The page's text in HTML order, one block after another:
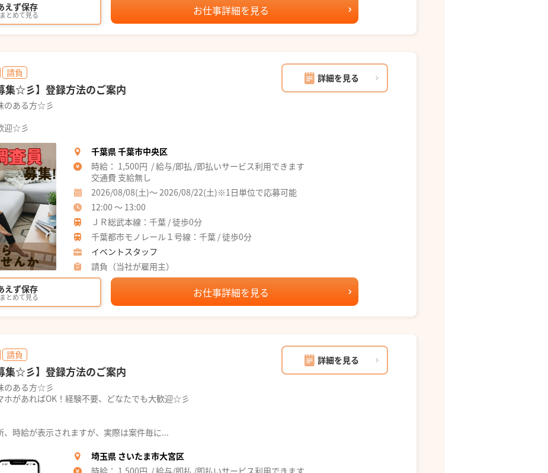
えず保存
とめて見る お仕事詳細を見る
請負 詳細を見る
集☆彡】登録方法のご案内
のある方☆彡
迎☆彡
千葉県 千葉市中央区
時給： 1,500円 / 給与/即払 /即払いサービス利用できます
交通費 支給無し
2026/08/08(土)～ 2026/08/22(土)※1日単位で応募可能
12:00 ～ 13:00
ＪＲ総武本線：千葉 / 徒歩0分
千葉都市モノレール１号線：千葉 / 徒歩0分
イベントスタッフ
請負（当社が雇用主）
えず保存
とめて見る お仕事詳細を見る
請負 詳細を見る
集☆彡】登録方法のご案内
のある方☆彡
ホがあればOK！経験不要、どなたでも大歓迎☆彡
時給が表示されますが、実際は案件毎に...
埼玉県 さいたま市大宮区
時給： 1,500円 / 給与/即払 /即払いサービス利用できます